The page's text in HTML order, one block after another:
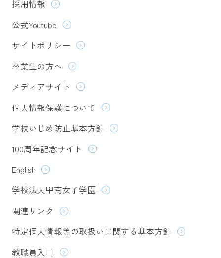
採用情報
公式Youtube
サイトポリシー
卒業生の方へ
メディアサイト
個人情報保護について
学校いじめ防止基本方針
100周年記念サイト
English
学校法人甲南女子学園
関連リンク
特定個人情報等の取扱いに関する基本方針
教職員入口